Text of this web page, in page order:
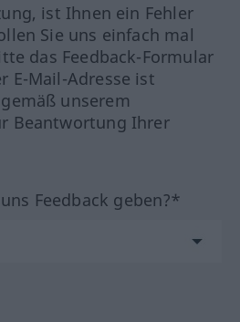
ist Ihnen ein Fehler
Sie uns einfach mal
das Feedback-Formular
E-Mail-Adresse ist
unserem
Beantwortung Ihrer
Feedback geben?*